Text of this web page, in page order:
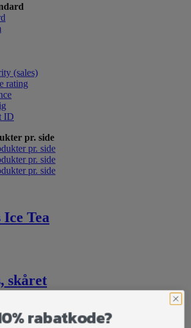
(sales)
rating
ID
pr. side
pr. side
pr. side
pr. side
Tea
skåret
rabatkode?